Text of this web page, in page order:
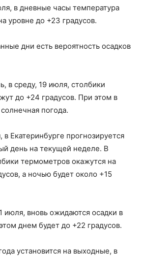
в дневные часы температура
уровне до +23 градусов.
дни есть вероятность осадков
в среду, 19 июля, столбики
до +24 градусов. При этом в
погода.
в Екатеринбурге прогнозируется
день на текущей неделе. В
термометров окажутся на
а ночью будет около +15
июля, вновь ожидаются осадки в
днем будет до +22 градусов.
установится на выходные, в